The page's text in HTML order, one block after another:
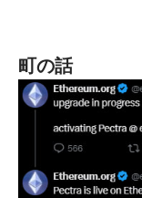
町の話